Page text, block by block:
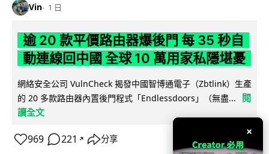
Vin 1 日
逾 20 款平價路由器爆後門 每 35 秒自
動連線回中國 全球 10 萬用家私隱堪憂
網絡安全公司 VulnCheck 揭發中國智博通電子（Zbtlink）生產
的 20 多款路由器內置後門程式「Endlessdoors」（無盡...
閱
讀全文
969 221 ↗ 分享
×